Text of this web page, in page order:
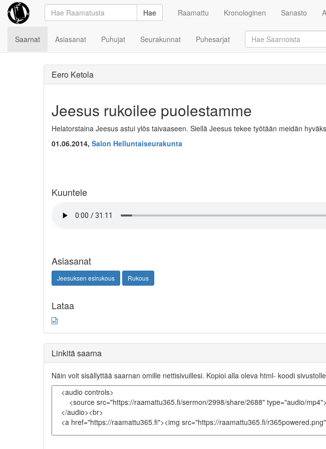
Hae Raamattu Kronologinen Sanasto
Saarnat Asiasanat Puhujat Seurakunnat Puhesarjat
Eero Ketola
Jeesus rukoilee puolestamme
Helatorstaina Jeesus astui ylös taivaaseen. Siellä Jeesus tekee työtään meidän
01.06.2014, Salon Helluntaiseurakunta
Kuuntele
Asiasanat
Jeesuksen esirukous Rukous
Lataa
Linkitä saarna
Näin voit sisällyttää saarnan omille nettisivuillesi. Kopioi alla oleva html- koodi